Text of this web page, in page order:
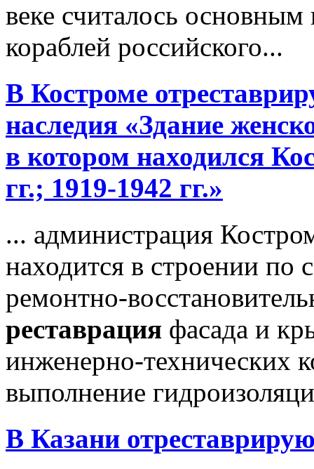
веке считалось
кораблей российского...
В Костроме
наследия «Здание
в котором находился
гг.; 1919-1942 гг.»
... администрация
находится в строении по
ремонтно-
реставрация фасада и
инженерно-технических
выполнение
В Казани